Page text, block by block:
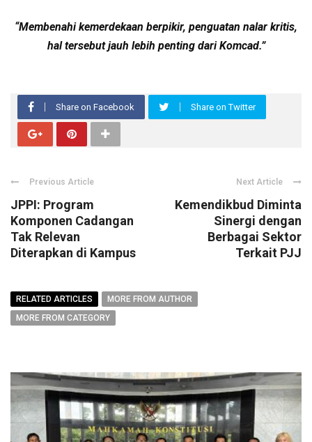
“Membenahi kemerdekaan berpikir, penguatan nalar kritis,
hal tersebut jauh lebih penting dari Komcad.”
Share on Facebook Share on Twitter
Previous Article
JPPI: Program
Komponen Cadangan
Tak Relevan
Diterapkan di Kampus
Next Article
Kemendikbud Diminta
Sinergi dengan
Berbagai Sektor
Terkait PJJ
RELATED ARTICLES
MORE FROM AUTHOR
MORE FROM CATEGORY